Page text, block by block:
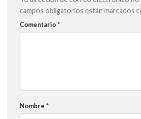
campos obligatorios están marcados
Comentario*
Nombre *